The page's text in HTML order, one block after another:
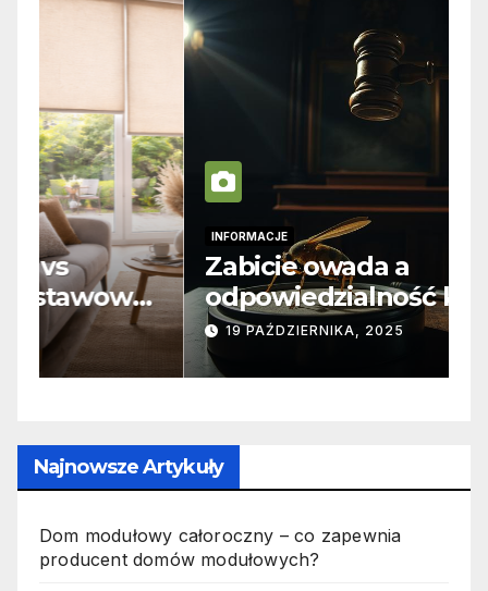
INFORMACJE
Zabicie owada a
odpowiedzialność karna –
jak wygląda to w praktyce?
19 PAŹDZIERNIKA, 2025
Najnowsze Artykuły
Dom modułowy całoroczny – co zapewnia
producent domów modułowych?